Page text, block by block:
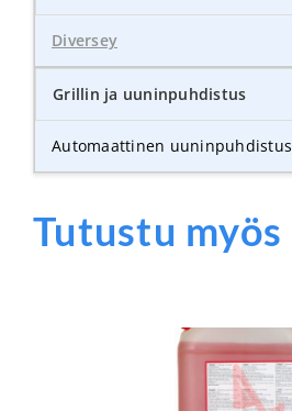
Diversey
Grillin ja uuninpuhdistus
Automaattinen uuninpuhdistus
Tutustu myös